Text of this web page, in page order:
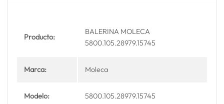
Producto:
BALERINA MOLECA
5800.105.28979.15745
Marca: Moleca
Modelo: 5800.105.28979.15745